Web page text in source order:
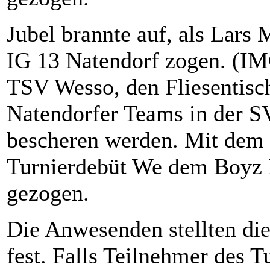
Jubel brannte auf, als Lars
IG 13 Natendorf zogen.
TSV Wesso, den
Natendorfer Teams in der
bescheren werden. Mit
Turnierdebüt We dem
gezogen.
Die Anwesenden stellten
fest. Falls Teilnehmer des